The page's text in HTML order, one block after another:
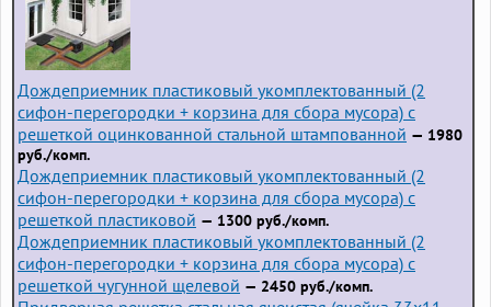
Дождеприемник пластиковый укомплектованный (2
сифон-перегородки + корзина для сбора мусора) с
решеткой оцинкованной стальной штампованной — 1980
руб./комп.
Дождеприемник пластиковый укомплектованный (2
сифон-перегородки + корзина для сбора мусора) с
решеткой пластиковой — 1300 руб./комп.
Дождеприемник пластиковый укомплектованный (2
сифон-перегородки + корзина для сбора мусора) с
решеткой чугунной щелевой — 2450 руб./комп.